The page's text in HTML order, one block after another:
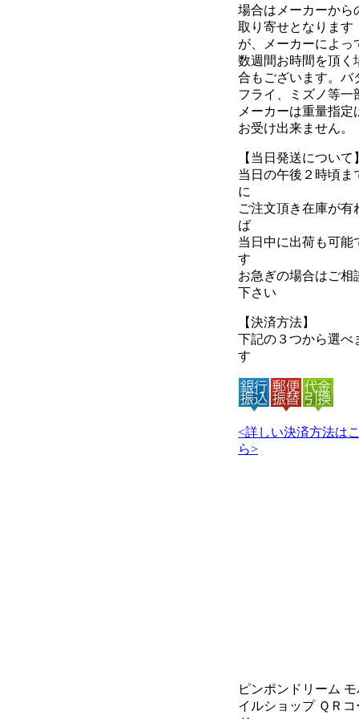
場合はメーカーから
取り寄せとなります
が、メーカーによっ
数週間お時間を頂く
合もございます。バ
フライ、ミズノ等一
メーカーは重量指定
お受け出来ません。
【当日発送について】
当日の午後２時頃ま
に
ご注文頂き在庫が有
ば
当日中に出荷も可能
す
お急ぎの場合はご相
下さい
【決済方法】
下記の３つから選べ
す
<詳しい決済方法は
ら>
ピンポンドリーム
イルショップ ＱＲコ